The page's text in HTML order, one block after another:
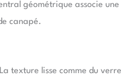
géométrique associe
canapé.
texture lisse comme du